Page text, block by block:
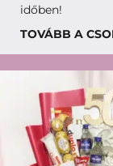
időben!
TOVÁBB A